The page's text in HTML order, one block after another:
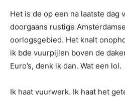
Het is de op een na laatste dag
doorgaans rustige
oorlogsgebied. Het knalt
ik bde vuurpijlen boven de
Euro’s, denk ik dan. Wat een lol.
Ik haat vuurwerk. Ik haat het